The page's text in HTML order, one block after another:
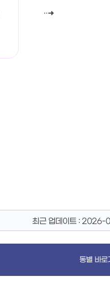
최근 업데이트 : 2026-
동별 바로